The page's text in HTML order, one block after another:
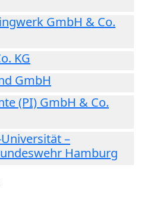
GmbH & Co.
KG
GmbH
(PI) GmbH & Co.
–
Hamburg